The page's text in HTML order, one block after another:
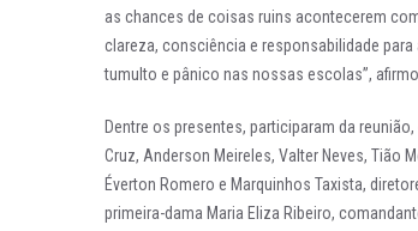
as chances de coisas ruins acontecerem
clareza, consciência e responsabilidade
tumulto e pânico nas nossas escolas”,
Dentre os presentes, participaram da
Cruz, Anderson Meireles, Valter Neves, Tião
Éverton Romero e Marquinhos Taxista,
primeira-dama Maria Eliza Ribeiro,